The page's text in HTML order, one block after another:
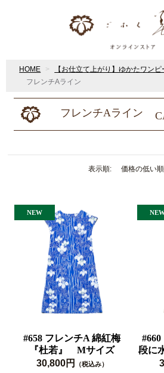
HOME
【お仕立て上がり】ゆかたワンピ
フレンチAライン
フレンチAライン
表示順: 価格の低い順
#658 フレンチA 綿紅梅
『杜若』 Mサイズ
30,800円
（税込み）
段に